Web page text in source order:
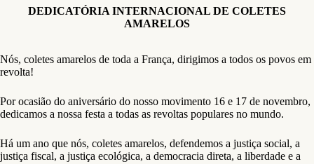
DEDICATÓRIA INTERNACIONAL DE COLETES
AMARELOS
Nós, coletes amarelos de toda a França, dirigimos a todos os povos em
revolta!
Por ocasião do aniversário do nosso movimento 16 e 17 de novembro,
dedicamos a nossa festa a todas as revoltas populares no mundo.
Há um ano que nós, coletes amarelos, defendemos a justiça social, a
justiça fiscal, a justiça ecológica, a democracia direta, a liberdade e a